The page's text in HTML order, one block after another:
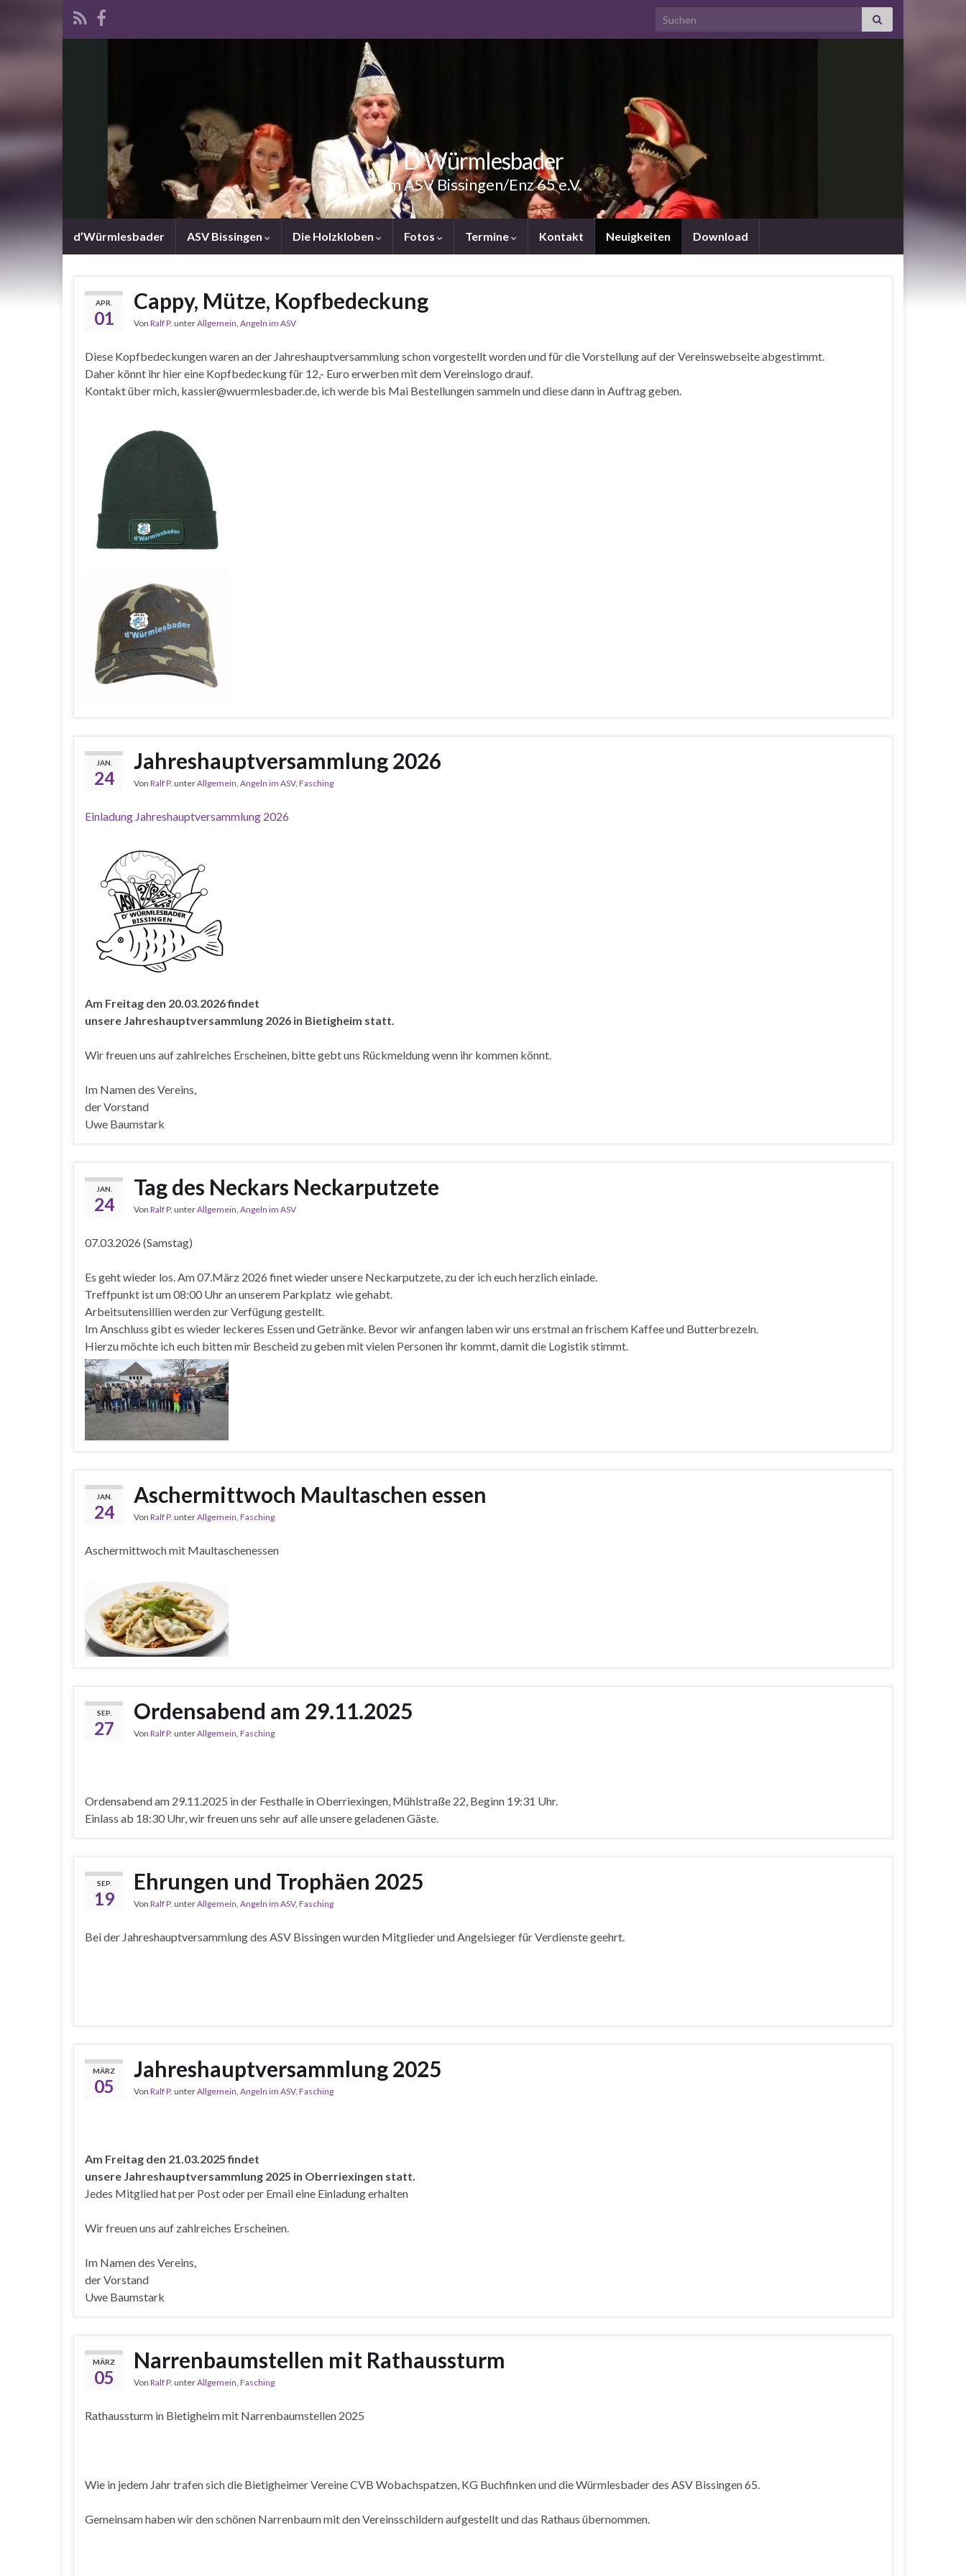
Search for:
D'Würmlesbader
im ASV Bissingen/Enz 65 e.V.
d’Würmlesbader ASV Bissingen Die Holzkloben Fotos Termine Kontakt Neuigkeiten Download
APR.
01
Cappy, Mütze, Kopfbedeckung
Von Ralf P. unterAllgemein, Angeln im ASV
Diese Kopfbedeckungen waren an der Jahreshauptversammlung schon vorgestellt worden und für die Vorstellung auf der Vereinswebseite abgestimmt.
Daher könnt ihr hier eine Kopfbedeckung für 12,- Euro erwerben mit dem Vereinslogo drauf.
Kontakt über mich, kassier@wuermlesbader.de, ich werde bis Mai Bestellungen sammeln und diese dann in Auftrag geben.
JAN.
24
Jahreshauptversammlung 2026
Von Ralf P. unterAllgemein Angeln im ASV, Fasching
Einladung Jahreshauptversammlung 2026
Am Freitag den 20.03.2026 findet
unsere Jahreshauptversammlung 2026 in Bietigheim statt.
Wir freuen uns auf zahlreiches Erscheinen, bitte gebt uns Rückmeldung wenn ihr kommen könnt.
Im Namen des Vereins,
der Vorstand
Uwe Baumstark
JAN.
24
Tag des Neckars Neckarputzete
Von Ralf P. unterAllgemein, Angeln im ASV
07.03.2026 (Samstag)
Es geht wieder los. Am 07.März 2026 finet wieder unsere Neckarputzete, zu der ich euch herzlich einlade.
Treffpunkt ist um 08:00 Uhr an unserem Parkplatz wie gehabt.
Arbeitsutensillien werden zur Verfügung gestellt.
Im Anschluss gibt es wieder leckeres Essen und Getränke. Bevor wir anfangen laben wir uns erstmal an frischem Kaffee und Butterbrezeln.
Hierzu möchte ich euch bitten mir Bescheid zu geben mit vielen Personen ihr kommt, damit die Logistik stimmt.
JAN.
24
Aschermittwoch Maultaschen essen
Von Ralf P. unterAllgemein Fasching
Aschermittwoch mit Maultaschenessen
SEP.
27
Ordensabend am 29.11.2025
Von Ralf P. unterAllgemein Fasching
Ordensabend am 29.11.2025 in der Festhalle in Oberriexingen, Mühlstraße 22, Beginn 19:31 Uhr.
Einlass ab 18:30 Uhr, wir freuen uns sehr auf alle unsere geladenen Gäste.
SEP.
19
Ehrungen und Trophäen 2025
Von Ralf P. unterAllgemein Angeln im ASV, Fasching
Bei der Jahreshauptversammlung des ASV Bissingen wurden Mitglieder und Angelsieger für Verdienste geehrt.
MÄRZ
05
Jahreshauptversammlung 2025
Von Ralf P. unterAllgemein Angeln im ASV, Fasching
Am Freitag den 21.03.2025 findet
unsere Jahreshauptversammlung 2025 in Oberriexingen statt.
Jedes Mitglied hat per Post oder per Email eine Einladung erhalten
Wir freuen uns auf zahlreiches Erscheinen.
Im Namen des Vereins,
der Vorstand
Uwe Baumstark
MÄRZ
05
Narrenbaumstellen mit Rathaussturm
Von Ralf P. unterAllgemein Fasching
Rathaussturm in Bietigheim mit Narrenbaumstellen 2025
Wie in jedem Jahr trafen sich die Bietigheimer Vereine CVB Wobachspatzen, KG Buchfinken und die Würmlesbader des ASV Bissingen 65.
Gemeinsam haben wir den schönen Narrenbaum mit den Vereinsschildern aufgestellt und das Rathaus übernommen.